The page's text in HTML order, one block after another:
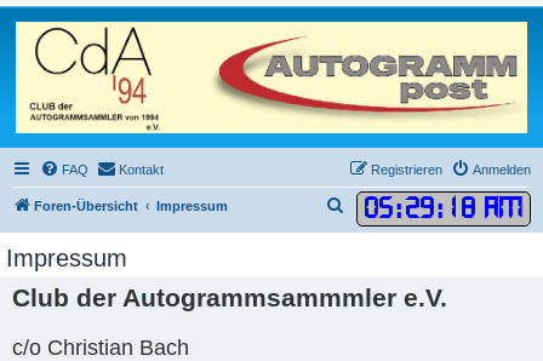
FAQ Kontakt Anmelden
Registrieren
Foren-Übersicht Impressum 05:29: 18 AM
u
h
Impressum
Club der Autogrammsammmler e.V.
c/o Christian Bach